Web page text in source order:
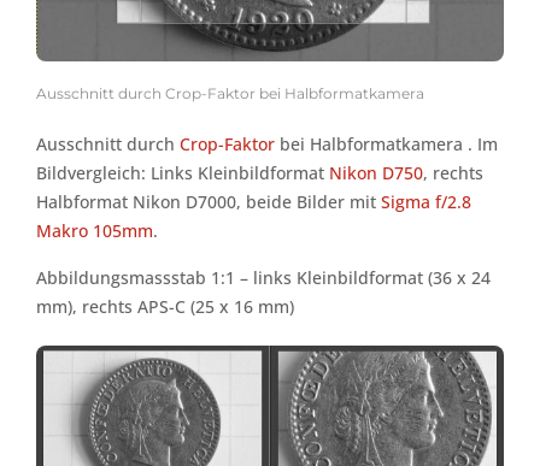
Ausschnitt durch Crop-Faktor bei Halbformatkamera
Ausschnitt durch Crop-Faktor bei Halbformatkamera . Im
Bildvergleich: Links Kleinbildformat Nikon D750, rechts
Halbformat Nikon D7000, beide Bilder mit Sigma f/2.8
Makro 105mm.
Abbildungsmassstab 1:1 – links Kleinbildformat (36 x 24
mm), rechts APS-C (25 x 16 mm)